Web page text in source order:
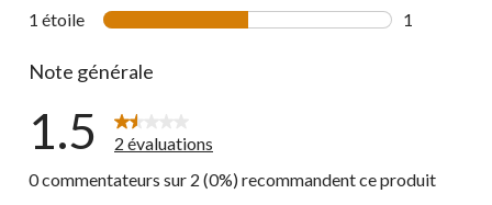
1 étoile étoiles
1
Note générale
1.5
2 évaluations
0 commentateurs sur 2 (0%) recommandent ce produit